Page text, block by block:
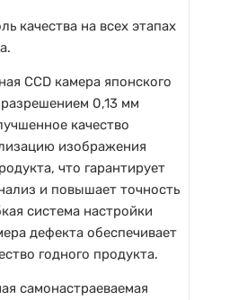
качества на всех этапах
CCD камера японского
0,13 мм
качество
изображения
что гарантирует
и повышает точность
система настройки
дефекта обеспечивает
годного продукта.
самонастраеваемая